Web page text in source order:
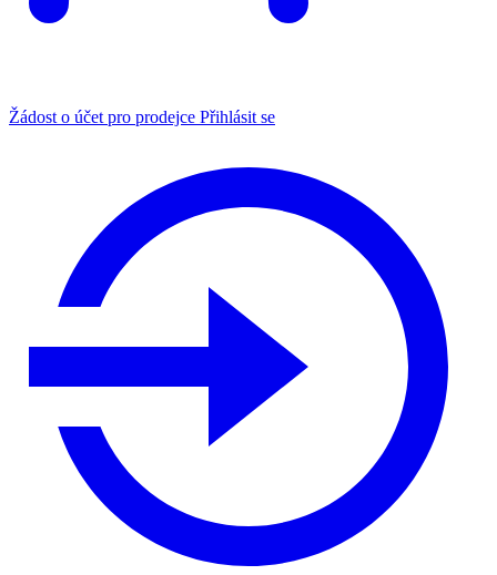
Žádost o účet pro prodejce Přihlásit se